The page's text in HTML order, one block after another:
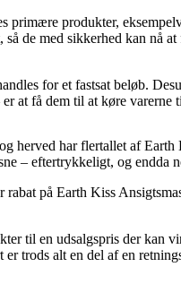
primære produkter,
de med sikkerhed kan nå
for et fastsat beløb.
at få dem til at køre varerne
herved har flertallet af Earth
– eftertrykkeligt, og endda
på Earth Kiss
til en udsalgspris der kan
trods alt en del af en